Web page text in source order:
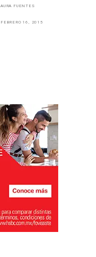
AURA FUENTES
FEBRERO 16, 2015